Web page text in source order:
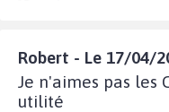
Robert - Le 17/04/
Je n'aimes pas les
utilité